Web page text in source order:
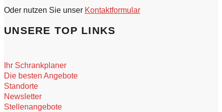
Oder nutzen Sie unser Kontaktformular
UNSERE TOP LINKS
Ihr Schrankplaner
Die besten Angebote
Standorte
Newsletter
Stellenangebote